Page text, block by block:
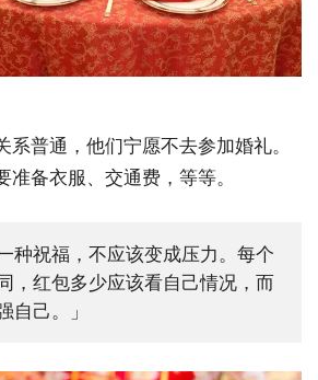
系普通，他们宁愿不去参加婚礼。
准备衣服、交通费，等等。
种祝福，不应该变成压力。每个
，红包多少应该看自己情况，而
自己。」